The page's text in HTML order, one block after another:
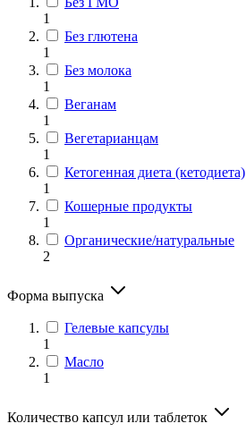
1
Без глютена
1
Без молока
1
Веганам
1
Вегетарианцам
1
Кетогенная диета (кетодиета)
1
Кошерные продукты
1
Органические/натуральные
2
Форма выпуска
Гелевые капсулы
1
Масло
1
Количество капсул или таблеток